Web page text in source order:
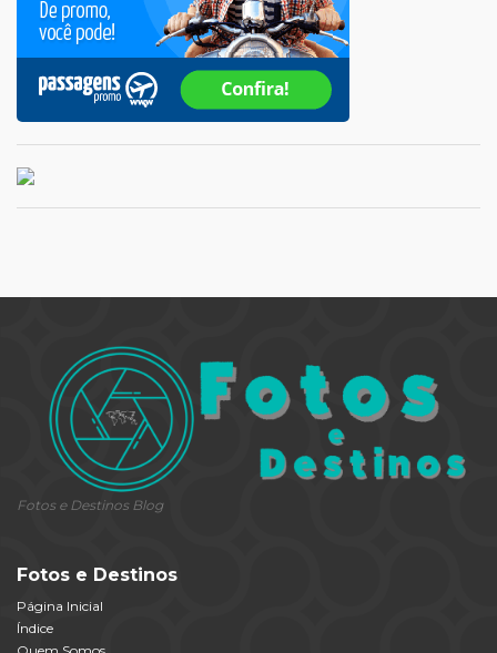
Fotos e Destinos Blog
Fotos e Destinos
Página Inicial
Índice